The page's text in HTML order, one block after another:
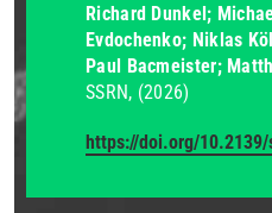
Richard Dunkel;
Evdochenko; Niklas
Paul Bacmeister;
SSRN (2026)
https://doi.org/